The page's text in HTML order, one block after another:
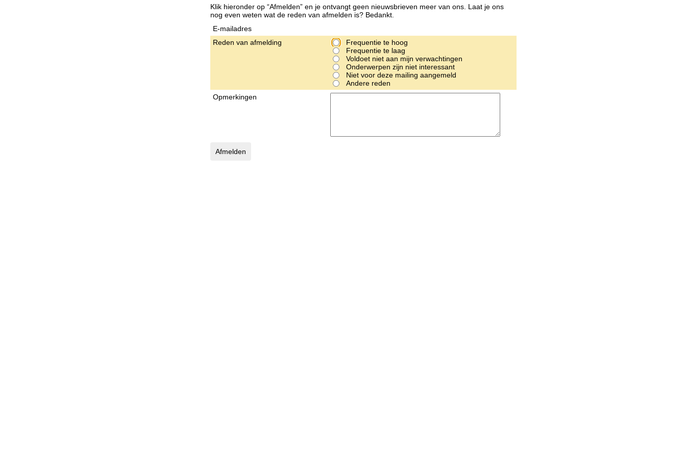
Klik hieronder op “Afmelden” en je ontvangt geen nieuwsbrieven meer van ons. Laat je ons
nog even weten wat de reden van afmelden is? Bedankt.
E-mailadres
Reden van afmelding
Frequentie te hoog
Frequentie te laag
Voldoet niet aan mijn verwachtingen
Onderwerpen zijn niet interessant
Niet voor deze mailing aangemeld
Andere reden
Opmerkingen